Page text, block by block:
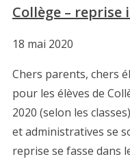
Collège – reprise
18 mai 2020
Chers parents, chers
pour les élèves de
2020 (selon les
et administratives se
reprise se fasse dans